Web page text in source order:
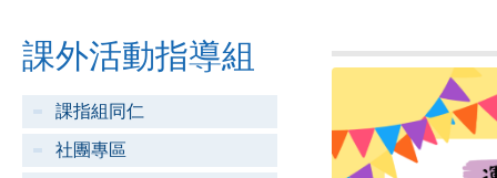
課外活動指導組
課指組同仁
社團專區